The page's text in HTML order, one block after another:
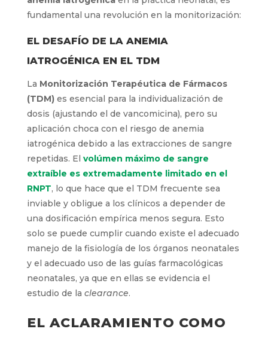
fundamental una revolución en la monitorización:
EL DESAFÍO DE LA ANEMIA
IATROGÉNICA EN EL TDM
La Monitorización Terapéutica de Fármacos
(TDM) es esencial para la individualización de
dosis (ajustando el de vancomicina), pero su
aplicación choca con el riesgo de anemia
iatrogénica debido a las extracciones de sangre
repetidas. El volúmen máximo de sangre
extraíble es extremadamente limitado en el
RNPT, lo que hace que el TDM frecuente sea
inviable y obligue a los clínicos a depender de
una dosificación empírica menos segura. Esto
solo se puede cumplir cuando existe el adecuado
manejo de la fisiología de los órganos neonatales
y el adecuado uso de las guías farmacológicas
neonatales, ya que en ellas se evidencia el
estudio de la clearance.
EL ACLARAMIENTO COMO